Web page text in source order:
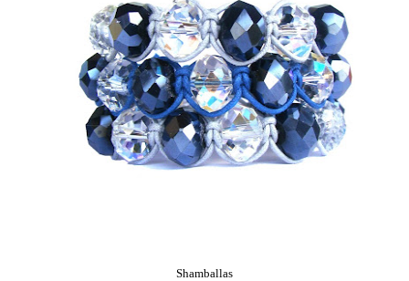
Shamballas